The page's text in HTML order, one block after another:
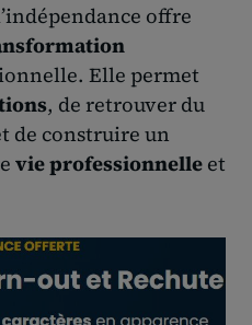
offre
Elle permet
, de retrouver du
de construire un
vie professionnelle et